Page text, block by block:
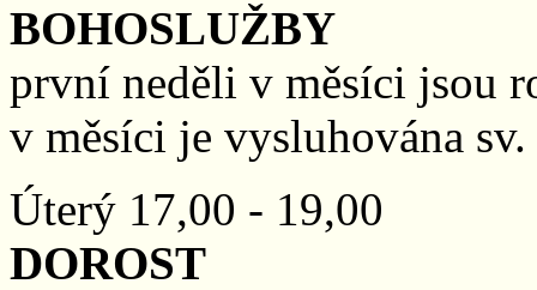
BOHOSLUŽBY
první neděli v měsíci jsou
v měsíci je vysluhována sv.
Úterý 17,00 - 19,00
DOROST